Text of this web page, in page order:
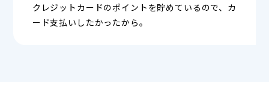
クレジットカードのポイントを貯めているので、カ
ード支払いしたかったから。